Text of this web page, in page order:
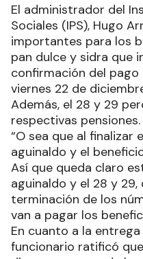
El administrador del
Sociales (IPS), Hugo
importantes para los
pan dulce y sidra que
confirmación del pago
viernes 22 de
Además, el 28 y 29
respectivas pensiones.
“O sea que al finalizar
aguinaldo y el
Así que queda claro
aguinaldo y el 28 y 29,
terminación de los
van a pagar los
En cuanto a la
funcionario ratificó